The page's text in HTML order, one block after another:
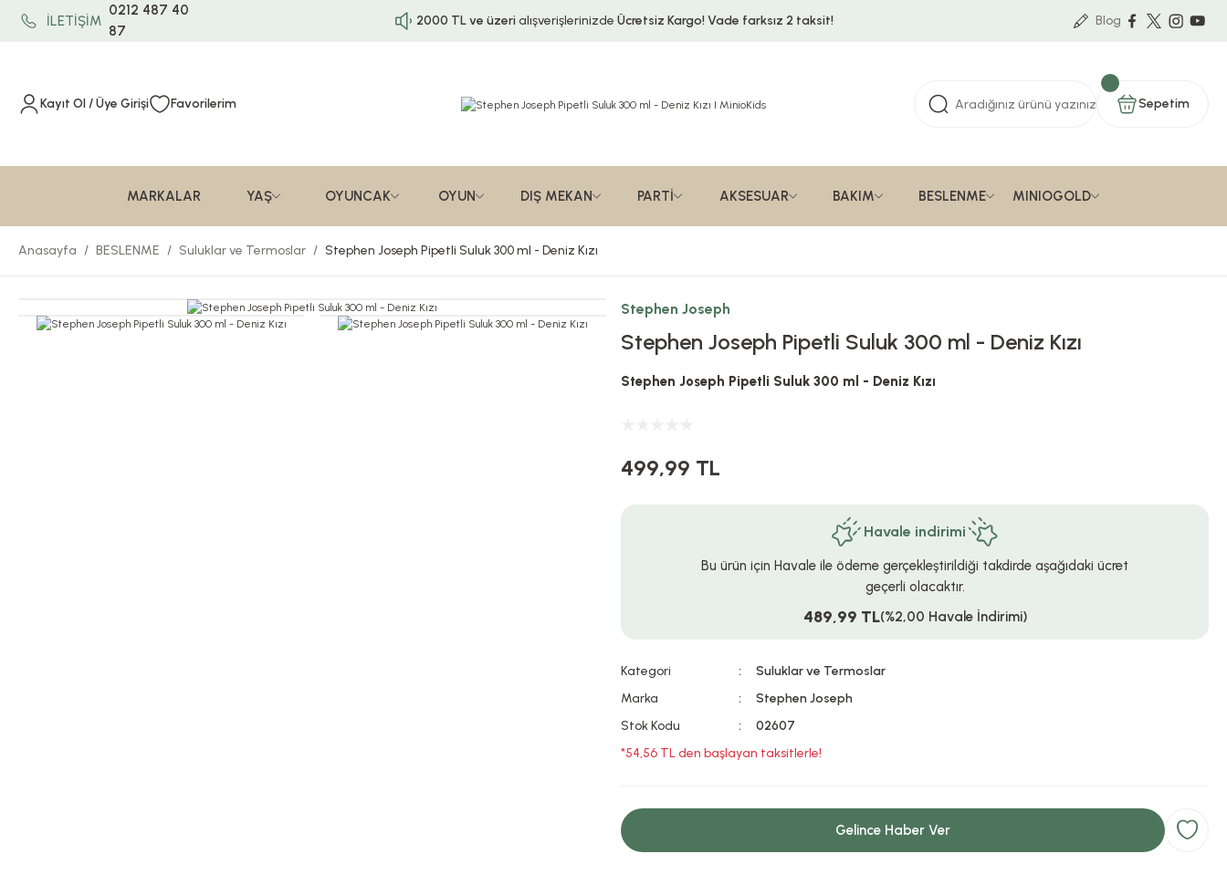
İLETİŞİM
0212 487 40
87
2000 TL ve üzerialışverişlerinizde Ücretsiz Kargo!Vade farksız 2 taksit! Blog
Kayıt Ol / Üye Girişi Favorilerim Sepetim
MARKALAR YAŞ OYUNCAK OYUN DIŞ MEKAN PARTİ AKSESUAR BAKIM BESLENME MINIOGOLD
Anasayfa BESLENME Suluklar ve Termoslar Stephen Joseph Pipetli Suluk 300 ml - Deniz Kızı
Stephen Joseph
Stephen Joseph Pipetli Suluk 300 ml - Deniz Kızı
Stephen Joseph Pipetli Suluk 300 ml - Deniz Kızı
499,99 TL
Havale indirimi
Bu ürün için Havale ile ödeme gerçekleştirildiği takdirde aşağıdaki ücret
geçerli olacaktır.
489,99 TL(%2,00 Havale İndirimi)
Kategori
Suluklar ve Termoslar
Marka
Stephen Joseph
Stok Kodu
02607
*54,56 TL den başlayan taksitlerle!
Gelince Haber Ver